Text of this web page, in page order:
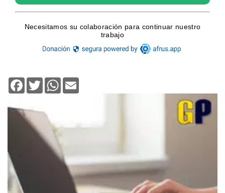
Facebook
TwitterWhatsApp